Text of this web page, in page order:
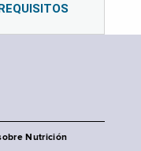
Nutrición